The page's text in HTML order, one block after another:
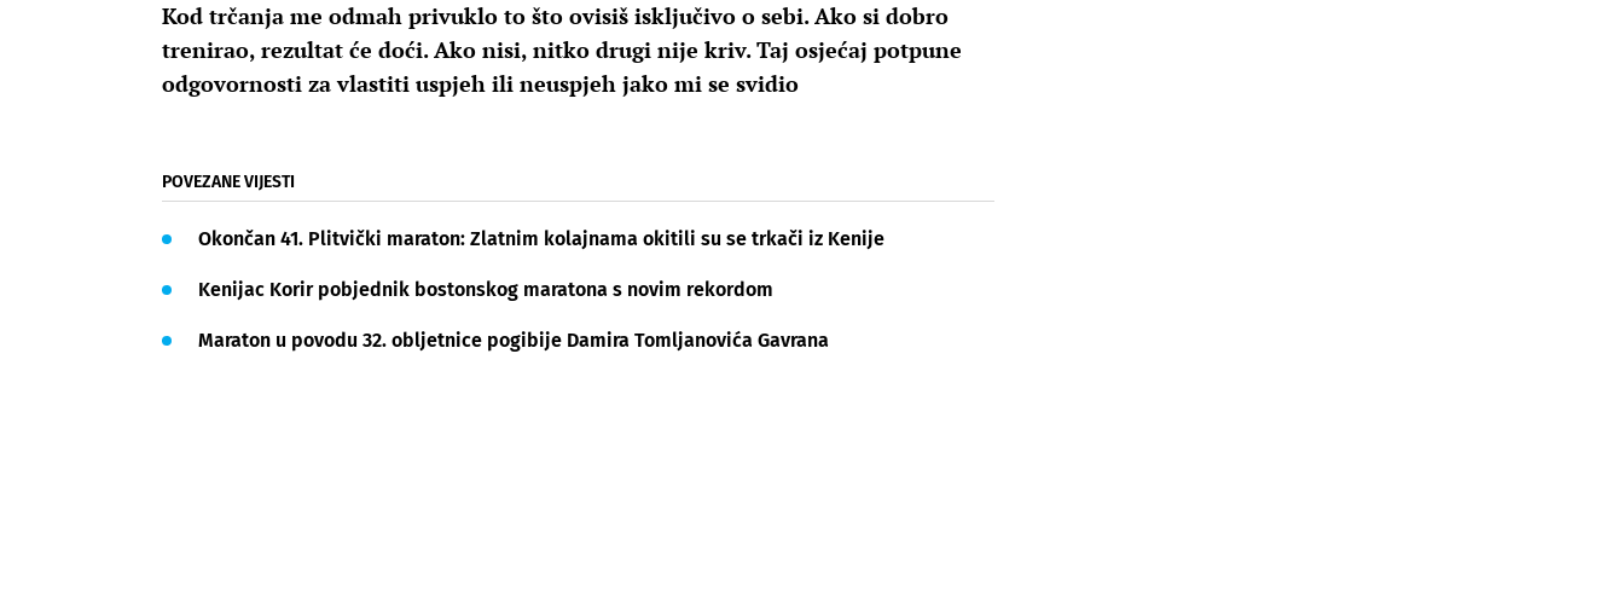
Kod trčanja me odmah privuklo to što ovisiš isključivo o sebi. Ako si dobro
trenirao, rezultat će doći. Ako nisi, nitko drugi nije kriv. Taj osjećaj potpune
odgovornosti za vlastiti uspjeh ili neuspjeh jako mi se svidio
POVEZANE VIJESTI
Okončan 41. Plitvički maraton: Zlatnim kolajnama okitili su se trkači iz Kenije
Kenijac Korir pobjednik bostonskog maratona s novim rekordom
Maraton u povodu 32. obljetnice pogibije Damira Tomljanovića Gavrana